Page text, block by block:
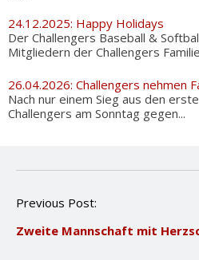
24.12.2025: Happy Holidays
Der Challengers Baseball &
Mitgliedern der Challengers
26.04.2026: Challengers nehmen
Nach nur einem Sieg aus den
Challengers am Sonntag gegen...
P
s
Previous Post:
Zweite Mannschaft mit